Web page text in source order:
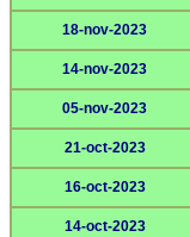
18-nov-2023
14-nov-2023
05-nov-2023
21-oct-2023
16-oct-2023
14-oct-2023